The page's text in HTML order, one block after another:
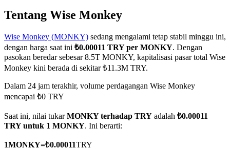
COIN-M Berjangka
Mata Uang Kripto Berjangka
TradFi
Tentang Wise Monkey
Wise Monkey (MONKY) sedang mengalami tetap stabil minggu ini,
dengan harga saat ini ₺0.00011 TRY per MONKY. Dengan
pasokan beredar sebesar 8.5T MONKY, kapitalisasi pasar total Wise
Monkey kini berada di sekitar ₺11.3M TRY.
Dalam 24 jam terakhir, volume perdagangan Wise Monkey
mencapai ₺0 TRY
Saat ini, nilai tukarMONKY terhadap TRY adalah ₺0.00011
TRY untuk 1 MONKY. Ini berarti:
1MONKY=₺0.00011TRY